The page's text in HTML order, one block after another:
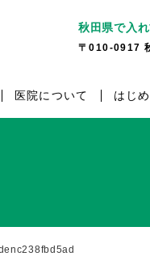
秋田県で入
〒010-0917
医院について はじ